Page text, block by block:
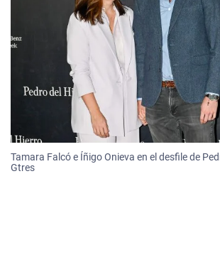
Tamara Falcó e Íñigo Onieva en el desfile de
Gtres